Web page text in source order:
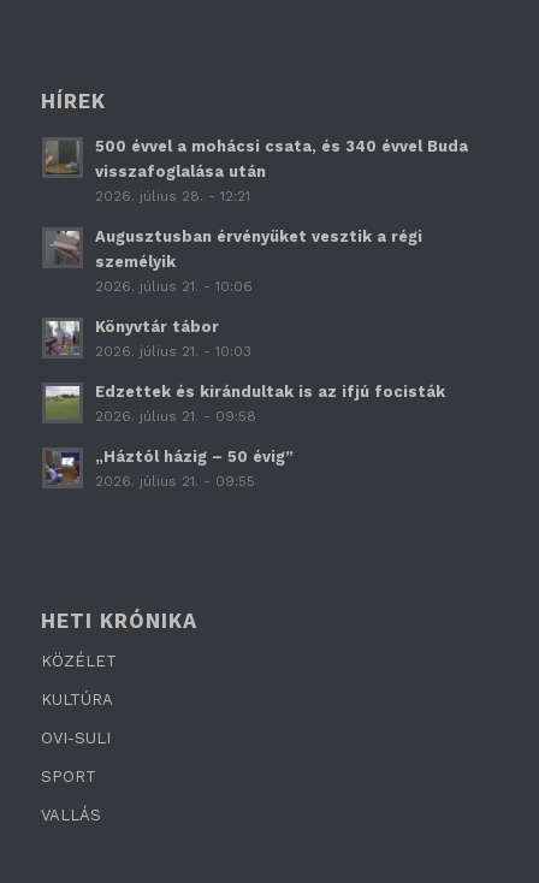
HÍREK
500 évvel a mohácsi csata, és 340 évvel Buda
visszafoglalása után
2026. július 28. - 12:21
Augusztusban érvényüket vesztik a régi
személyik
2026. július 21. - 10:06
Könyvtár tábor
2026. július 21. - 10:03
Edzettek és kirándultak is az ifjú focisták
2026. július 21. - 09:58
„Háztól házig – 50 évig”
2026. július 21. - 09:55
HETI KRÓNIKA
KÖZÉLET
KULTÚRA
OVI-SULI
SPORT
VALLÁS